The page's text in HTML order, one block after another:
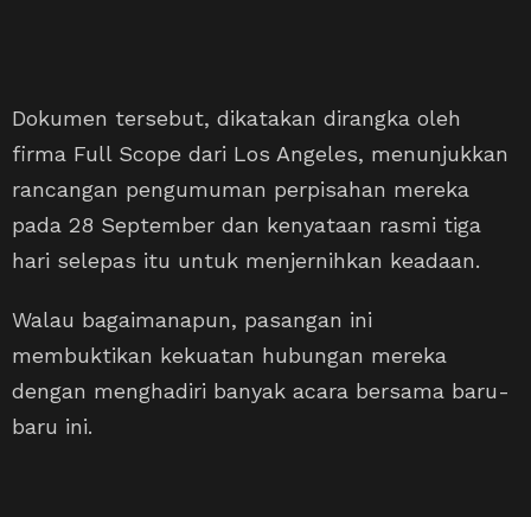
Dokumen tersebut, dikatakan dirangka oleh
firma Full Scope dari Los Angeles, menunjukkan
rancangan pengumuman perpisahan mereka
pada 28 September dan kenyataan rasmi tiga
hari selepas itu untuk menjernihkan keadaan.
Walau bagaimanapun, pasangan ini
membuktikan kekuatan hubungan mereka
dengan menghadiri banyak acara bersama baru-
baru ini.